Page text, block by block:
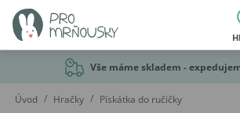
Vše máme skladem -
Úvod / Hračky / Pískátka do ručičky